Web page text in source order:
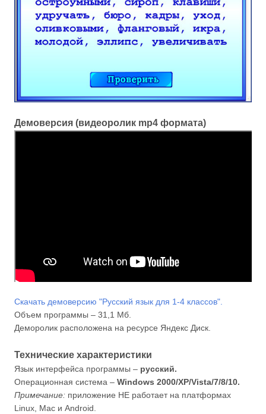
Демоверсия (видеоролик mp4 формата)
Скачать демоверсию "Русский язык для 1-4 классов".
Объем программы – 31,1 Мб.
Деморолик расположена на ресурсе Яндекс Диск.
Технические характеристики
Язык интерфейса программы – русский.
Операционная система – Windows 2000/XP/Vista/7/8/10.
Примечание: приложение НЕ работает на платформах
Linux, Mac и Android.